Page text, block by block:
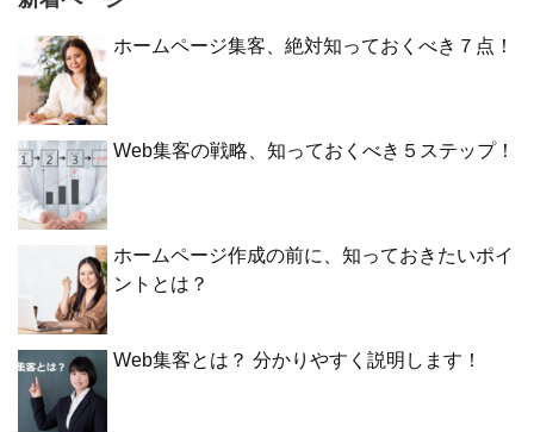
ホームページ集客、絶対知っておくべき７点！
Web集客の戦略、知っておくべき５ステップ！
ホームページ作成の前に、知っておきたいポイ
ントとは？
Web集客とは？ 分かりやすく説明します！